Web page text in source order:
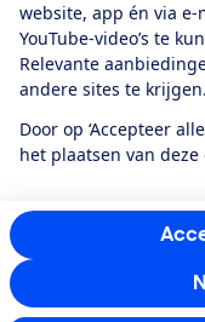
website, app én via
YouTube-video’s te
Relevante
andere sites te krijgen.
Door op ‘Accepteer
het plaatsen van deze
Algemene
Cookiebeleid
12.901consumenten